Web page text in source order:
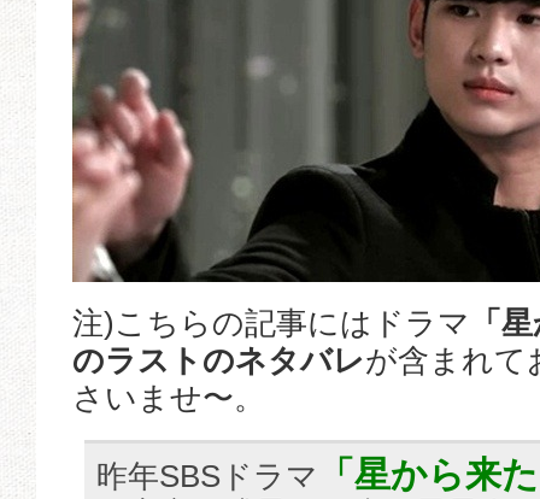
注)こちらの記事にはドラマ 「
のラストのネタバレが含まれて
さいませ〜。
昨年SBSドラマ 「星から来